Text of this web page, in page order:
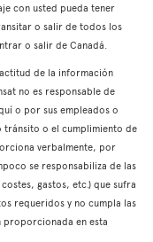
con usted pueda tener
o salir de todos los
o salir de Canadá.
de la información
no es responsable de
o por sus empleados o
tránsito o el cumplimiento de
verbalmente, por
se responsabiliza de las
gastos, etc.) que sufra
requeridos y no cumpla las
proporcionada en esta